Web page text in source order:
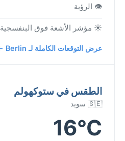
👁️ الرؤية
☀️ مؤشر الأشعة فوق البنفسجية
عرض التوقعات الكاملة لـ Berlin ←
الطقس في ستوكهولم
🇸🇪 سويد
16°C